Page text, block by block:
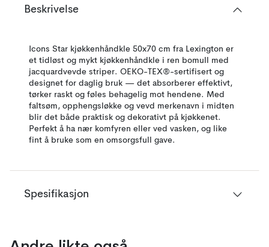
Beskrivelse
Icons Star kjøkkenhåndkle 50x70 cm fra Lexington er
et tidløst og mykt kjøkkenhåndkle i ren bomull med
jacquardvevde striper. OEKO-TEX®-sertifisert og
designet for daglig bruk — det absorberer effektivt,
tørker raskt og føles behagelig mot hendene. Med
faltsøm, opphengsløkke og vevd merkenavn i midten
blir det både praktisk og dekorativt på kjøkkenet.
Perfekt å ha nær komfyren eller ved vasken, og like
fint å bruke som en omsorgsfull gave.
Spesifikasjon